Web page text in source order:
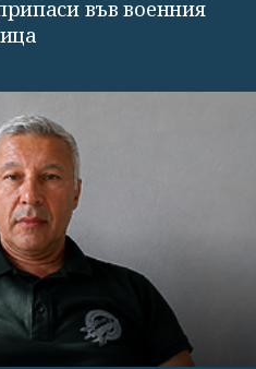
във военния